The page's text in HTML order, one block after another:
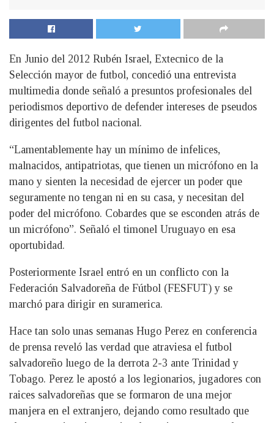
En Junio del 2012 Rubén Israel, Extecnico de la
Selección mayor de futbol, concedió una entrevista
multimedia donde señaló a presuntos profesionales del
periodismos deportivo de defender intereses de pseudos
dirigentes del futbol nacional.
“Lamentablemente hay un mínimo de infelices,
malnacidos, antipatriotas, que tienen un micrófono en la
mano y sienten la necesidad de ejercer un poder que
seguramente no tengan ni en su casa, y necesitan del
poder del micrófono. Cobardes que se esconden atrás de
un micrófono”. Señaló el timonel Uruguayo en esa
oportubidad.
Posteriormente Israel entró en un conflicto con la
Federación Salvadoreña de Fútbol (FESFUT) y se
marchó para dirigir en suramerica.
Hace tan solo unas semanas Hugo Perez en conferencia
de prensa reveló las verdad que atraviesa el futbol
salvadoreño luego de la derrota 2-3 ante Trinidad y
Tobago. Perez le apostó a los legionarios, jugadores con
raices salvadoreñas que se formaron de una mejor
manjera en el extranjero, dejando como resultado que